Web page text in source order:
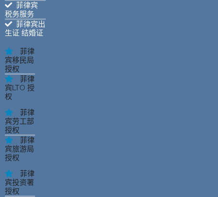
菲律宾
税务服务
菲律宾出
生证 结婚证
菲律
宾移民局
授权
菲律
宾LTO 授
权
菲律
宾劳工部
授权
菲律
宾旅游局
授权
菲律
宾投资署
授权